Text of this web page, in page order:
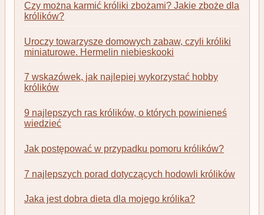
Czy można karmić króliki zbożami? Jakie zboże dla
królików?
Uroczy towarzysze domowych zabaw, czyli króliki
miniaturowe. Hermelin niebieskooki
7 wskazówek, jak najlepiej wykorzystać hobby
królików
9 najlepszych ras królików, o których powinieneś
wiedzieć
Jak postępować w przypadku pomoru królików?
7 najlepszych porad dotyczących hodowli królików
Jaka jest dobra dieta dla mojego królika?